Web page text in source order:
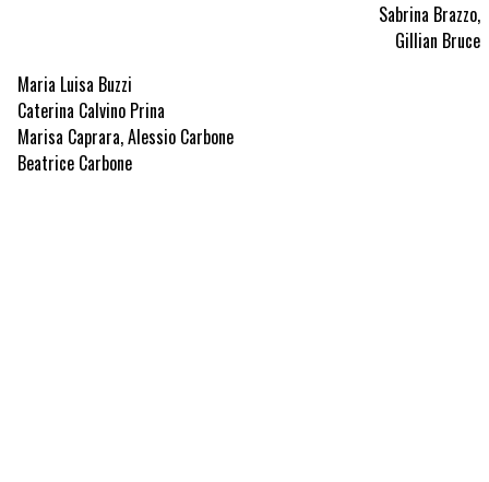
Sabrina Brazzo,
Gillian Bruce
Maria Luisa Buzzi
Caterina Calvino Prina
Marisa Caprara, Alessio Carbone
Beatrice Carbone